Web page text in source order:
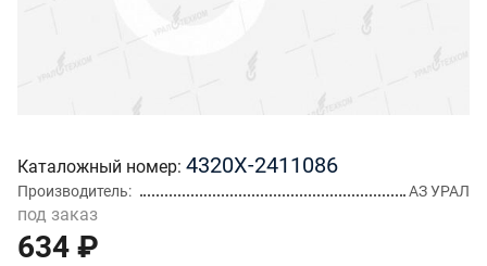
Каталожный номер 4320Х-2411086
Производитель АЗ УРАЛ
под заказ
634 ₽